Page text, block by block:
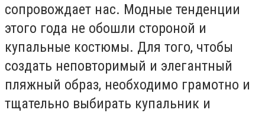
сопровождает нас. Модные тенденции
этого года не обошли стороной и
купальные костюмы. Для того, чтобы
создать неповторимый и элегантный
пляжный образ, необходимо грамотно и
тщательно выбирать купальник и